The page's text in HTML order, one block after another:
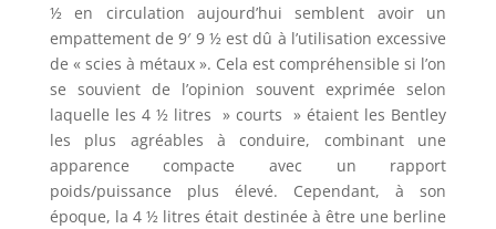
½ en circulation aujourd’hui semblent avoir un
empattement de 9′ 9 ½ est dû à l’utilisation excessive
de « scies à métaux ». Cela est compréhensible si l’on
se souvient de l’opinion souvent exprimée selon
laquelle les 4 ½ litres » courts » étaient les Bentley
les plus agréables à conduire, combinant une
apparence compacte avec un rapport
poids/puissance plus élevé. Cependant, à son
époque, la 4 ½ litres était destinée à être une berline